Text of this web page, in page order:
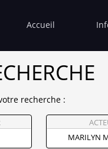
Accueil
recherche :